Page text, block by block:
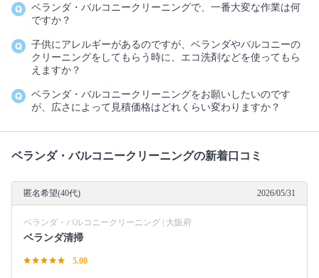
ベランダ・バルコニークリーニングで、一番大変な作業は何
ですか？
子供にアレルギーがあるのですが、ベランダやバルコニーの
クリーニングをしてもらう時に、エコ洗剤などを使ってもら
えますか？
ベランダ・バルコニークリーニングをお願いしたいのです
が、広さによって見積価格はどれくらい変わりますか？
ベランダ・バルコニークリーニングの新着口コミ
匿名希望(40代) 2026/05/31
ベランダ・バルコニークリーニング | 大阪府
ベランダ清掃
5.00